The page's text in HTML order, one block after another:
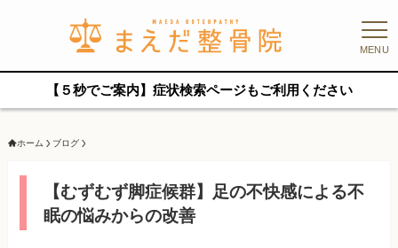
MENU
【５秒でご案内】症状検索ページもご利用ください
ホーム ブログ
【むずむず脚症候群】足の不快感による不
眠の悩みからの改善